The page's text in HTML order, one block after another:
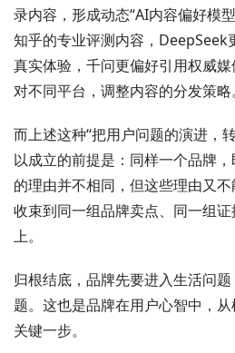
录内容，形成动态“AI内容偏好模
知乎的专业评测内容，DeepSeek
真实体验，千问更偏好引用权威
对不同平台，调整内容的分发策略。
而上述这种“把用户问题的演进，
以成立的前提是：同样一个品牌
的理由并不相同，但这些理由又
收束到同一组品牌卖点、同一组
上。
归根结底，品牌先要进入生活问
题。这也是品牌在用户心智中，
关键一步。